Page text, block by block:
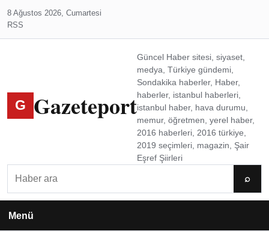
8 Ağustos 2026, Cumartesi
RSS
G Gazeteport
Güncel Haber sitesi, siyaset,
medya, Türkiye gündemi,
Sondakika haberler, Haber,
haberler, istanbul haberleri,
istanbul haber, hava durumu,
memur, öğretmen, yerel haber,
2016 haberleri, 2016 türkiye,
2019 seçimleri, magazin, Şair
Eşref Şiirleri
⌕
Menü